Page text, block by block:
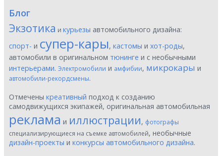
Блог
Экзотика и курьезы автомобильного дизайна:
спорт- и супер-кары, кастомы и хот-роды,
автомобили в оригинальном тюнинге и с необычными
интерьерами. Электромобили и амфибии, микрокары и
автомобили-рекордсмены.
Отмечены креативный подход к созданию
самодвижущихся экипажей, оригинальная автомобильная
реклама и иллюстрации, фотографы
специализирующиеся на съемке автомобилей, необычные
дизайн-проекты и конкурсы автомобильного дизайна.